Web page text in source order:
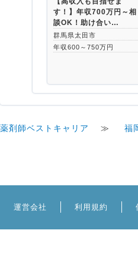
す！】年収700万円～相
談OK！助け合い…
群馬県太田市
年収600～750万円
薬剤師ベストキャリア ≫ 福
運営会社 利用規約